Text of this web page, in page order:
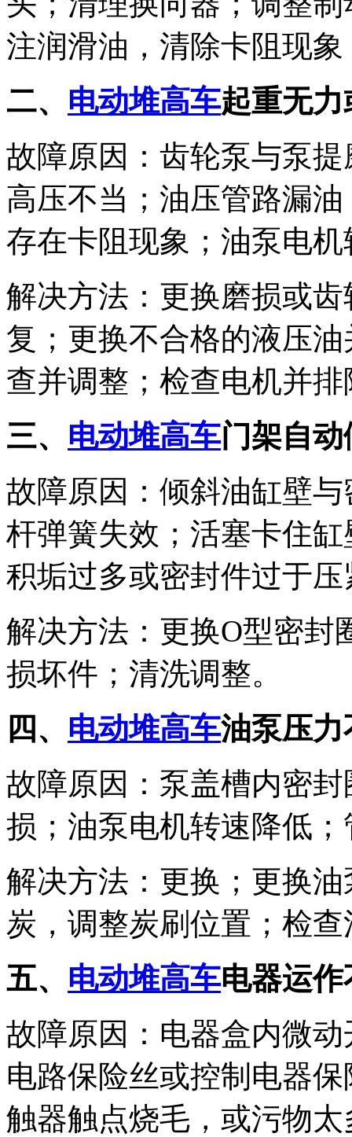
注润滑油，清除卡阻现
二、 电动堆高车起重无
故障原因：齿轮泵与泵
高压不当；油压管路漏
存在卡阻现象；油泵电
解决方法：更换磨损或
复；更换不合格的液压
查并调整；检查电机并
三、 电动堆高车门架自
故障原因：倾斜油缸壁
杆弹簧失效；活塞卡住
积垢过多或密封件过于压
解决方法：更换O型密封
损坏件；清洗调整。
四、 电动堆高车油泵压
故障原因：泵盖槽内密
损；油泵电机转速降低
解决方法：更换；更换
炭，调整炭刷位置；检查
五、 电动堆高车电器运
故障原因：电器盒内微
电路保险丝或控制电器
触器触点烧毛，或污物